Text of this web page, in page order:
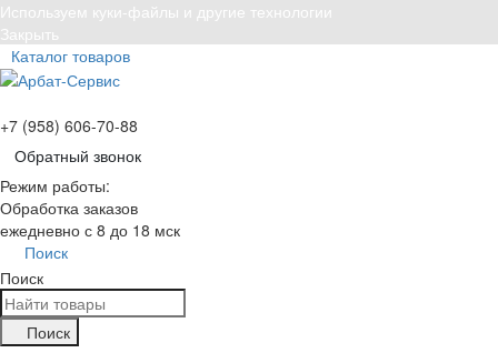
Используем куки-файлы и другие технологии
Закрыть
Каталог товаров
+7 (958) 606-70-88
Обратный звонок
Режим работы:
Обработка заказов
ежедневно с 8 до 18 мск
Поиск
Поиск
Поиск